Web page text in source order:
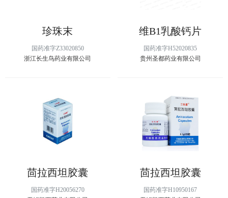
珍珠末
国药准字Z33020850
浙江长生鸟药业有限公司
维B1乳酸钙片
国药准字H52020835
贵州圣都药业有限公司
茴拉西坦胶囊
国药准字H20056270
茴拉西坦胶囊
国药准字H10950167